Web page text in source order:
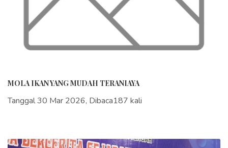
MOLA IKAN YANG MUDAH TERANIAYA
Tanggal 30 Mar 2026, Dibaca187 kali